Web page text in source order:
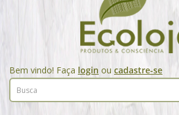
Bem vindo! Faça login ou cadastre-se